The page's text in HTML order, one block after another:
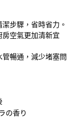
步驟，省時省力。
空氣更加清新宜
暢通，減少堵塞問
の香り